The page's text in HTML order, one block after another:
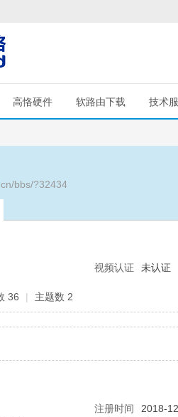
高恪硬件 软路由下载 技术
bbs/?32434
视频认证 未认证
36 | 主题数 2
注册时间
2018-